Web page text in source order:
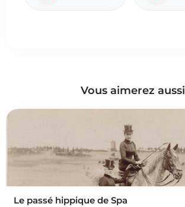
Vous aimerez aussi
Le passé hippique de Spa